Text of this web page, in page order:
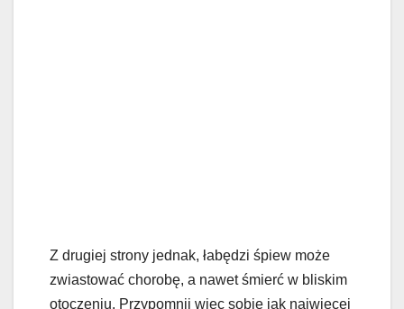
Z drugiej strony jednak, łabędzi śpiew może
zwiastować chorobę, a nawet śmierć w bliskim
otoczeniu. Przypomnij więc sobie jak najwięcej